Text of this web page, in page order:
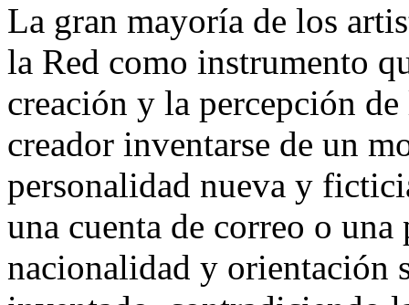
La gran mayoría de los
la Red como instrumento
creación y la percepción
creador inventarse de un
personalidad nueva y
una cuenta de correo o
nacionalidad y orientación